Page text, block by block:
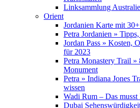
Linksammlung
Orient
Jordanien Karte mit
Petra Jordanien »
Jordan Pass » Kosten,
für 2023
Petra Monastery Trail
Monument
Petra » Indiana Jones
wissen
Wadi Rum – Das musst
Dubai